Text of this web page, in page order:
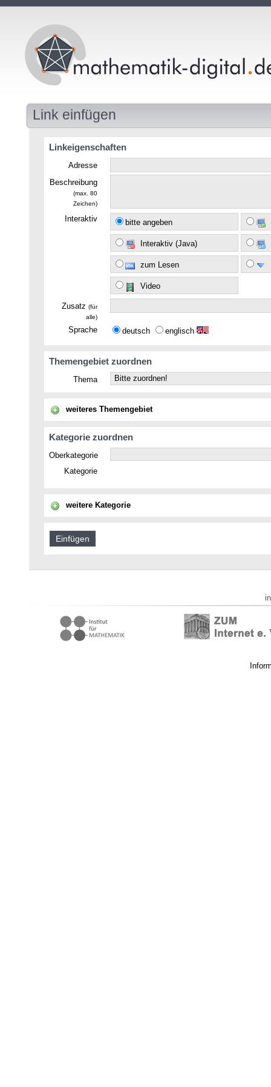
Link einfügen
Linkeigenschaften
Adresse
Beschreibung
(max. 80
Zeichen)
Interaktiv bitte angeben
Interaktiv (Java)
zum Lesen
Video
Zusatz (für
alle)
Sprache deutsch englisch
Themengebiet zuordnen
Thema
weiteres Themengebiet
Kategorie zuordnen
Oberkategorie
Kategorie
weitere Kategorie